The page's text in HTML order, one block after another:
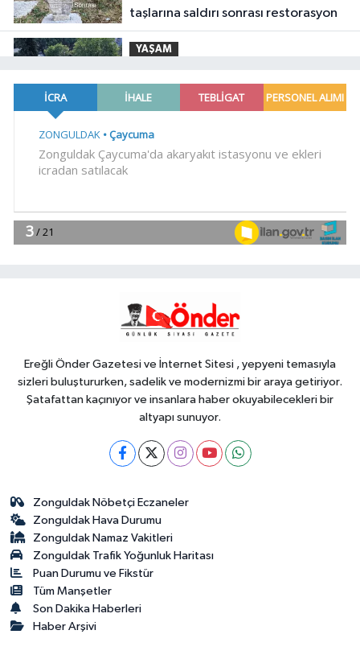
taşlarına saldırı sonrası restorasyon
YAŞAM
Buldan'a dev yatırım
12:20Yeşilay'dan göçmen gençleri
12:09
sanat Zafer Çarşısı'nda hayat buldu
Ereğli Önder Gazetesi ve İnternet Sitesi , yepyeni temasıyla
sizleri buluştururken, sadelik ve modernizmi bir araya getiriyor.
Şatafattan kaçınıyor ve insanlara haber okuyabilecekleri bir
altyapı sunuyor.
Zonguldak Nöbetçi Eczaneler
Zonguldak Hava Durumu
Zonguldak Namaz Vakitleri
Zonguldak Trafik Yoğunluk Haritası
Puan Durumu ve Fikstür
Tüm Manşetler
Son Dakika Haberleri
Haber Arşivi